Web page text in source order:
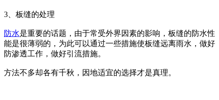
3、板缝的处理
防水是重要的话题，由于常受外界因素的影响，板缝的防水性
能是很薄弱的，为此可以通过一些措施使板缝远离雨水，做好
防渗透工作，做好引流措施。
方法不多却各有千秋，因地适宜的选择才是真理。